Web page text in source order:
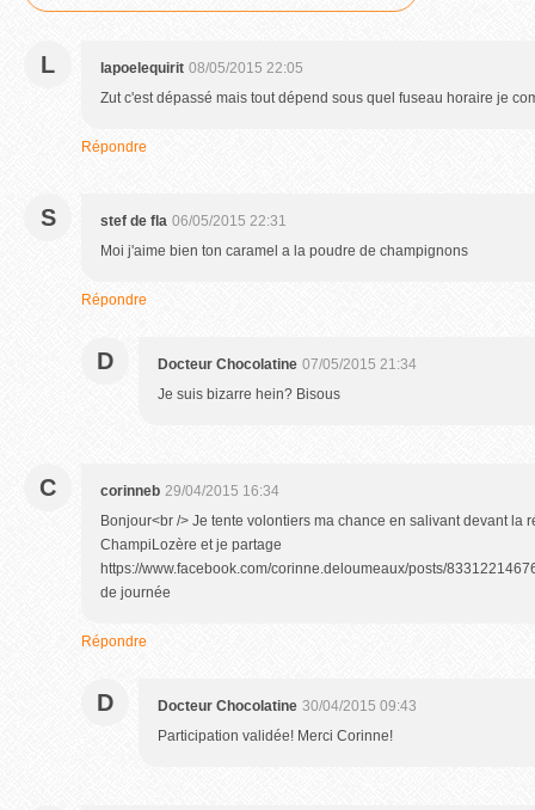
L lapoelequirit 08/05/2015 22:05
Zut c'est dépassé mais tout dépend sous quel fuseau horaire je
Répondre
S stef de fla 06/05/2015 22:31
Moi j'aime bien ton caramel a la poudre de champignons
Répondre
D Docteur Chocolatine 07/05/2015 21:34
Je suis bizarre hein? Bisous
C corinneb 29/04/2015 16:34
Bonjour<br /> Je tente volontiers ma chance en salivant devant la
ChampiLozère et je partage
https://www.facebook.com/corinne.deloumeaux/posts/
de journée
Répondre
D Docteur Chocolatine 30/04/2015 09:43
Participation validée! Merci Corinne!